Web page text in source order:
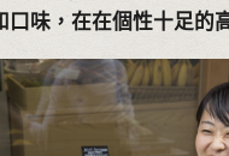
口味，在在個性十足的